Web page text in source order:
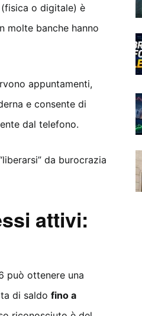
(fisica o digitale) è
molte banche hanno
appuntamenti,
e consente di
dal telefono.
da burocrazia
attivi:
può ottenere una
di saldo fino a